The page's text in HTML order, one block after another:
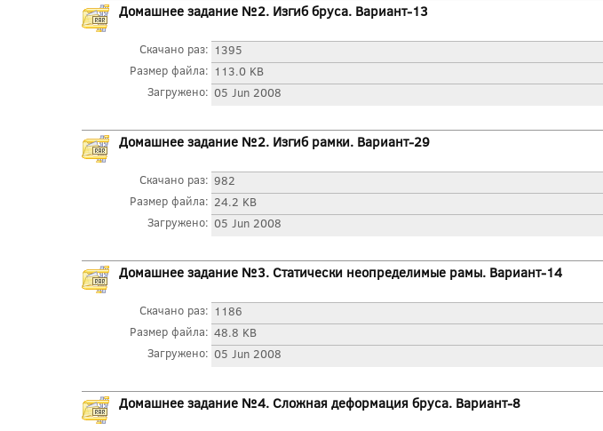
Домашнее задание №2. Изгиб бруса. Вариант-13
Скачано раз: 1395
Размер файла: 113.0 KB
Загружено: 05 Jun 2008
Домашнее задание №2. Изгиб рамки. Вариант-29
Скачано раз: 982
Размер файла: 24.2 KB
Загружено: 05 Jun 2008
Домашнее задание №3. Статически неопределимые рамы. Вариант-14
Скачано раз: 1186
Размер файла: 48.8 KB
Загружено: 05 Jun 2008
Домашнее задание №4. Сложная деформация бруса. Вариант-8